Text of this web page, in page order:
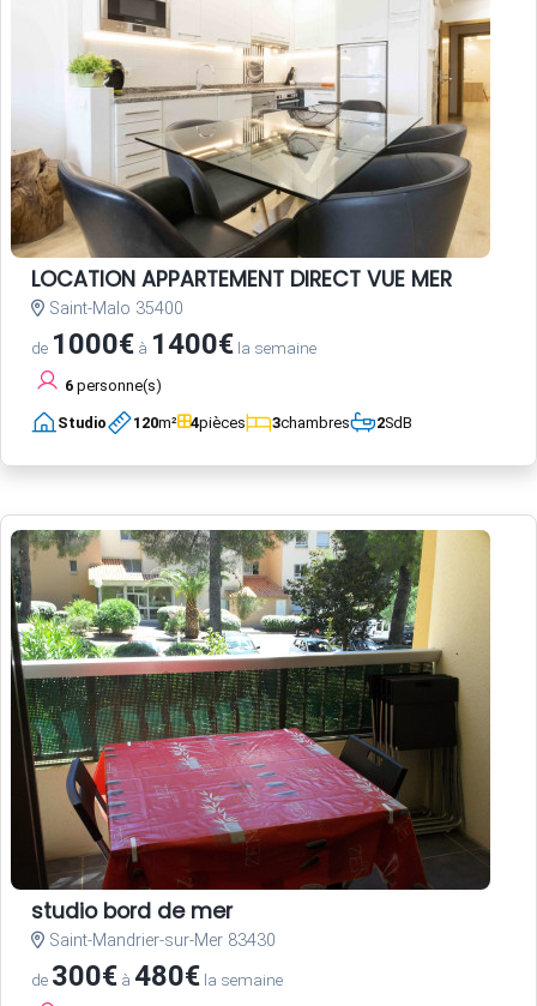
LOCATION APPARTEMENT DIRECT VUE MER
Saint-Malo 35400
de 1000€ à 1400€ la semaine
6 personne(s)
Studio 120m² 4pièces 3chambres 2SdB
studio bord de mer
Saint-Mandrier-sur-Mer 83430
de 300€ à 480€ la semaine